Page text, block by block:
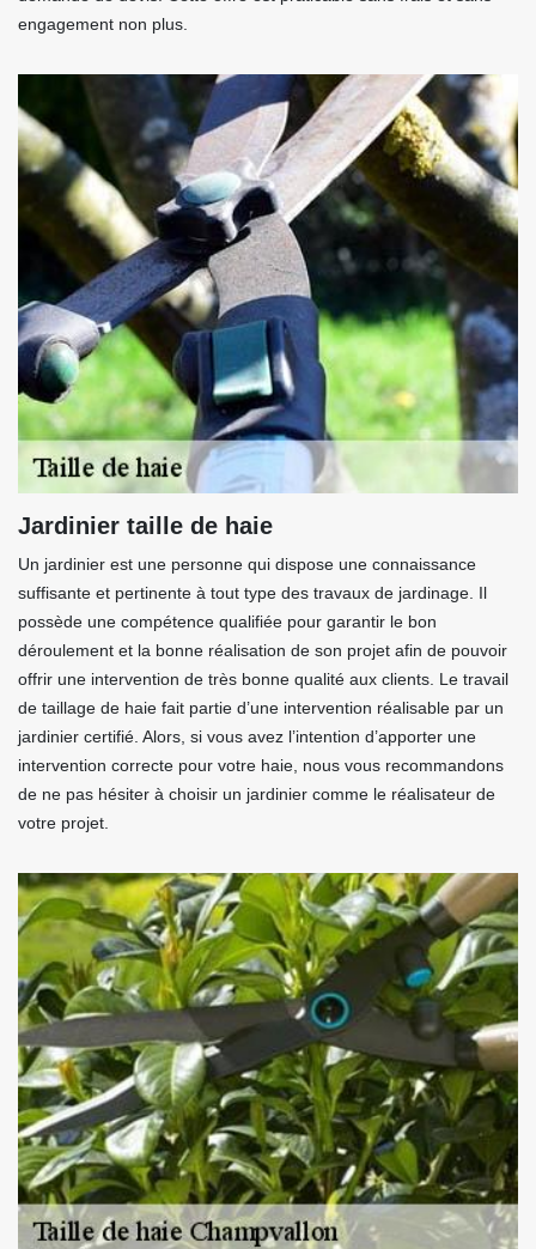
engagement non plus.
Jardinier taille de haie
Un jardinier est une personne qui dispose une connaissance
suffisante et pertinente à tout type des travaux de jardinage. Il
possède une compétence qualifiée pour garantir le bon
déroulement et la bonne réalisation de son projet afin de pouvoir
offrir une intervention de très bonne qualité aux clients. Le travail
de taillage de haie fait partie d’une intervention réalisable par un
jardinier certifié. Alors, si vous avez l’intention d’apporter une
intervention correcte pour votre haie, nous vous recommandons
de ne pas hésiter à choisir un jardinier comme le réalisateur de
votre projet.